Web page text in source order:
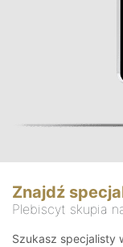
Znajdź
Plebiscyt skupia
Szukasz specjalisty